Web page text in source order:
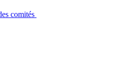
comités